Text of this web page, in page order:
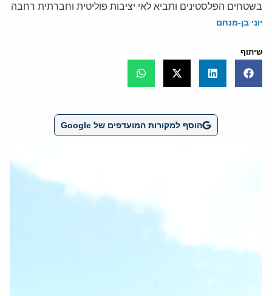
בשטחים הפלסטינים ותביא לאי יציבות פוליטית וחברתית רחבה
יוני בן-מנחם
שיתוף
הוסף למקורות המועדפים של Google